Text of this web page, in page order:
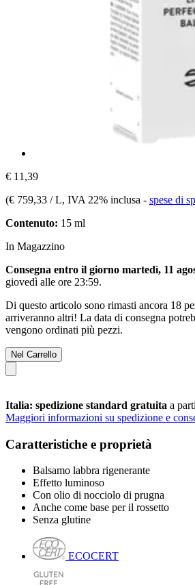
€ 11,39
(€ 759,33 / L, IVA 22% inclusa - spese di
Contenuto: 15 ml
In Magazzino
Consegna entro il giorno martedì, 11
giovedì alle ore 23:59.
Di questo articolo sono rimasti ancora 18
arriveranno altri! La data di consegna
vengono ordinati più pezzi.
Nel Carrello
Italia: spedizione standard gratuita a
Maggiori informazioni su spedizione e
Caratteristiche e proprietà
Balsamo labbra rigenerante
Effetto luminoso
Con olio di nocciolo di prugna
Anche come base per il rossetto
Senza glutine
ECOCERT